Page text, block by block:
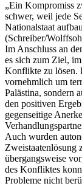
„Ein Kompromiss
schwer, weil jede
Nationalstaat
(Schreiber/
Im Anschluss an
es sich zum Ziel,
Konflikte zu lösen.
vornehmlich um
Palästina, sondern
den positiven
gegenseitige
Auch wurden
Zweistaatenlösung
übergangsweise
des Konfliktes
Probleme nicht